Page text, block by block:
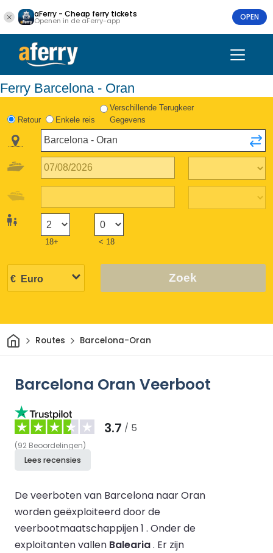
aFerry - Cheap ferry tickets
Openen in de aFerry-app OPEN
Ferry Barcelona - Oran
Retour Enkele reis
Verschillende Terugkeer
Gegevens
18+ < 18
Zoek
ThuisRoutes Barcelona-Oran
Barcelona Oran Veerboot
3.7 / 5
(92 Beoordelingen)
Lees recensies
De veerboten van Barcelona naar Oran
worden geëxploiteerd door de
veerbootmaatschappijen 1 . Onder de
exploitanten vallen Balearia. Er zijn